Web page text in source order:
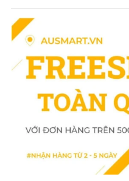
tăng cường miễn dịch và
lượng cao từ sữa bò Úc và
Người dùng nên tuân thủ
bảo phù hợp với nhu cầu
Mua Sữa bột
Khách hàng có thể đặt
Powder trực tiếp trên
Ausmart tại:
Facebook Ausmart.au